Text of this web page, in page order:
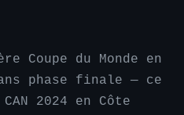
Coupe du Monde en
phase finale — ce
2024 en Côte